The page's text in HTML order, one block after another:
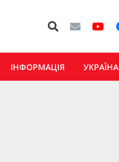
ІНФОРМАЦІЯ УКРАЇНА